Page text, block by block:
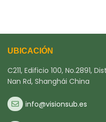
UBICACIÓN
C211, Edificio 100, No.2891,
Nan Rd, Shanghái China
info@visionsub.es